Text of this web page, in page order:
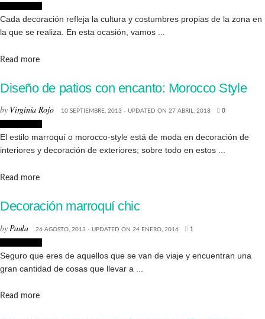
Cada decoración refleja la cultura y costumbres propias de la zona en
la que se realiza. En esta ocasión, vamos ...
Read moreDetails
Diseño de patios con encanto: Morocco Style
by Virginia Rojo 10 SEPTIEMBRE, 2013 - UPDATED ON 27 ABRIL, 2018 0
El estilo marroquí o morocco-style está de moda en decoración de
interiores y decoración de exteriores; sobre todo en estos ...
Read moreDetails
Decoración marroquí chic
by Paula 26 AGOSTO, 2013 - UPDATED ON 24 ENERO, 2016 1
Seguro que eres de aquellos que se van de viaje y encuentran una
gran cantidad de cosas que llevar a ...
Read moreDetails